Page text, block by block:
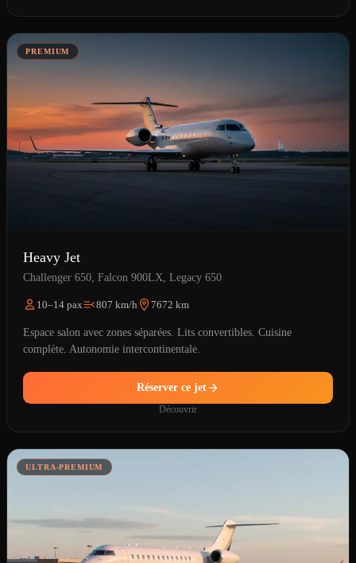
PREMIUM
Heavy Jet
Challenger 650, Falcon 900LX, Legacy 650
10–14 pax 807 km/h 7672 km
Espace salon avec zones séparées. Lits convertibles. Cuisine
complète. Autonomie intercontinentale.
Réserver ce jet
Découvrir
ULTRA-PREMIUM